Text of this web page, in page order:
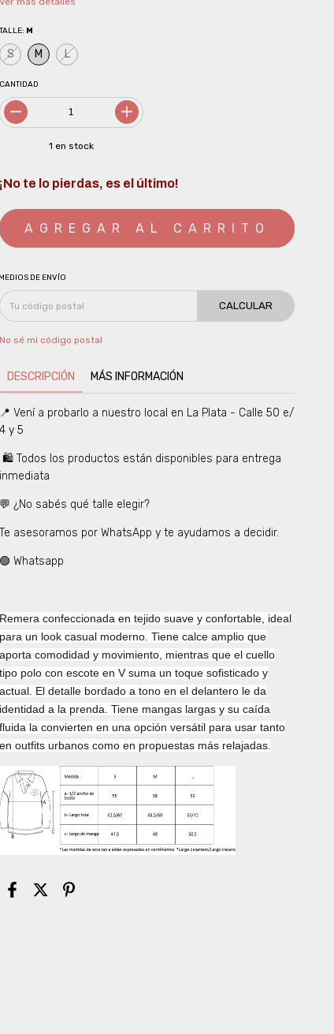
TALLE: M
S M L
CANTIDAD
1 en stock
¡No te lo pierdas, es el último!
MEDIOS DE ENVÍO
CALCULAR
No sé mi código postal
DESCRIPCIÓN MÁS INFORMACIÓN
📍 Vení a probarlo a nuestro local en La Plata - Calle 50 e/
4 y 5
🛍️ Todos los productos están disponibles para entrega
inmediata
💬 ¿No sabés qué talle elegir?
Te asesoramos por WhatsApp y te ayudamos a decidir.
🟢 Whatsapp
Remera confeccionada en tejido suave y confortable, ideal
para un look casual moderno. Tiene calce amplio que
aporta comodidad y movimiento, mientras que el cuello
tipo polo con escote en V suma un toque sofisticado y
actual. El detalle bordado a tono en el delantero le da
identidad a la prenda. Tiene mangas largas y su caída
fluida la convierten en una opción versátil para usar tanto
en outfits urbanos como en propuestas más relajadas.